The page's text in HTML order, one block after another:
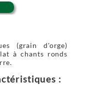
(grain d'orge)
à chants ronds
: